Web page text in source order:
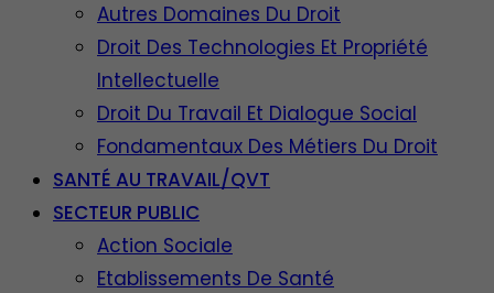
Autres Domaines Du Droit
Droit Des Technologies Et Propriété
Intellectuelle
Droit Du Travail Et Dialogue Social
Fondamentaux Des Métiers Du Droit
SANTÉ AU TRAVAIL/QVT
SECTEUR PUBLIC
Action Sociale
Etablissements De Santé